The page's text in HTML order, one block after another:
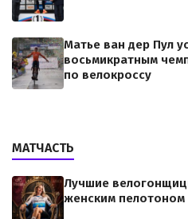
Матье ван дер Пул
восьмикратным
по велокроссу
МАТЧАСТЬ
Лучшие
женским пелотоном